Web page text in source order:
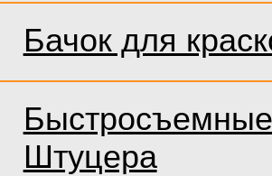
Бачок для
Штуцера